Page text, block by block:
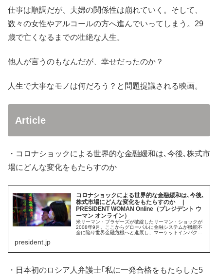
仕事は順調だが、夫婦の関係性は崩れていく。そして、
数々の女性やアルコールの方へ進んでいってしまう。29
歳で亡くなるまでの壮絶な人生。
他人が言うのもなんだが、幸せだったのか？
人生で大事なモノは何だろう？と問題提議される映画。
Article
・コロナショックによる世界的な金融緩和は､今後､株式市
場にどんな変化をもたらすのか
コロナショックによる世界的な金融緩和は､今後､
株式市場にどんな変化をもたらすのか |
PRESIDENT WOMAN Online（プレジデント ウ
ーマン オンライン）
米リーマン・ブラザーズが破綻したリーマン・ショックが
2008年9月。ここからグローバルに金融システムが機能不
全に陥り世界金融危機へと進展し、マーケットインパクト
president.jp
・日本初のロシア人弁護士｢私に一発合格をもたらした5